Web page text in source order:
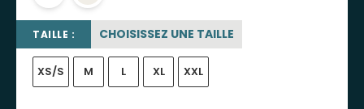
TAILLE : CHOISISSEZ UNE TAILLE
XS/S M L XL XXL